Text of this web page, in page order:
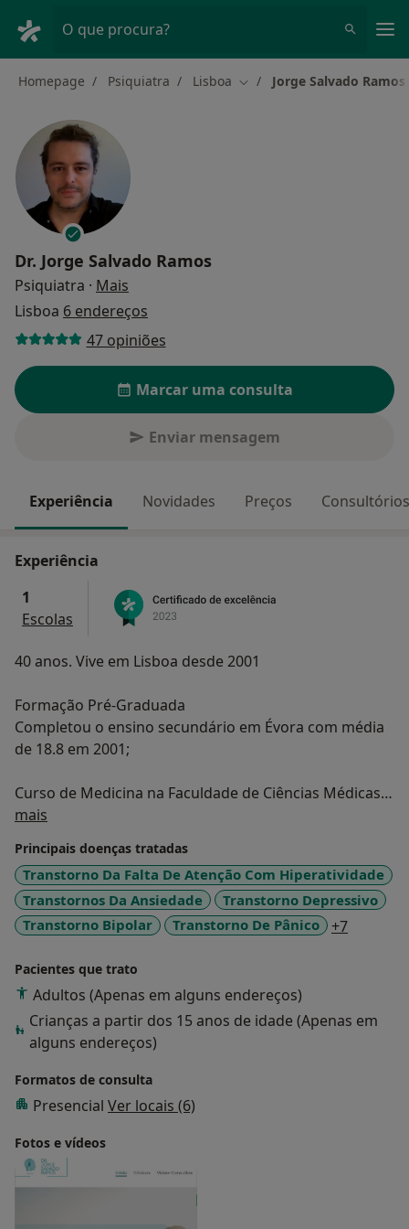
O que procura?
Homepage Psiquiatra Lisboa Mudar de cidade
Jorge Salvado Ramos
Dr. Jorge Salvado Ramos
Psiquiatra · Mais
Lisboa 6 endereços
47 opiniões
Marcar uma consulta
Enviar mensagem
Experiência Novidades Preços Consultórios
Experiência
1
Escolas
40 anos. Vive em Lisboa desde 2001
Formação Pré-Graduada
Completou o ensino secundário em Évora com média
de 18.8 em 2001;
Curso de Medicina na Faculdade de Ciências Médicas
com a classificação de Bom entre 2001 e 2007;
Formação Pós-Graduada e Especialização em
Psiquiatria e Saúde Mental:
Desde Janeiro de 2012, até à actualidade, a trabalhar
no Serviço de Psiquiatria do Hospital Fernando
Especialista em Psiquiatria e Saúde mental, com a
Classificação final de 19.41.
Formação em Psicoterapias:
Formação em Terapia Interpessoal;
Associação Central de Psiquiatria;
Formação em Perturbação Obsessivo-Compulsiva
(Terapia de Exposição e Prevenção de Resposta),
mais
Principais doenças tratadas
Transtorno Da Falta De Atenção Com Hiperatividade
Transtornos Da Ansiedade
Transtorno Depressivo
Transtorno Bipolar
Transtorno De Pânico +7
Pacientes que trato
Adultos (Apenas em alguns endereços)
Crianças a partir dos 15 anos de idade (Apenas em
alguns endereços)
Formatos de consulta
Presencial Ver locais (6)
Fotos e vídeos